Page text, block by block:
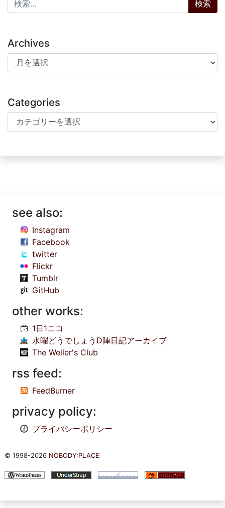
Archives
Archives
Categories
Categories
see also:
Instagram
Facebook
twitter
Flickr
Tumblr
GitHub
other works:
1日1ニコ
水曜どうでしょうD陣日記アーカイブ
The Weller's Club
rss feed:
FeedBurner
privacy policy:
プライバシーポリシー
© 1998-2026 NOBODY:PLACE